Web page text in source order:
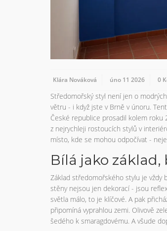
Klára Nováková úno 11 2026 0
Středomořský styl není jen o
větru - i když jste v Brně v únoru.
České republice prosadil kolem
z nejrychleji rostoucích stylů v
místo, kde se mohou odpočívat -
Bílá jako základ,
Základ středomořského stylu je vždy
stěny nejsou jen dekorací - jsou
světla málo, to je klíčové. A pak
připomíná vyprahlou zemi. Olivově
šedého k smaragdovému. A všude